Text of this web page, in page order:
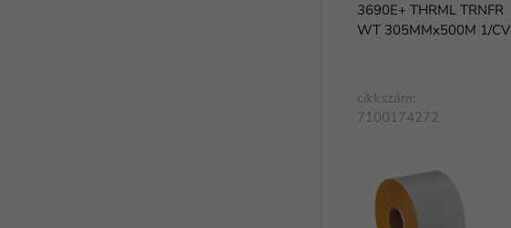
3690E+ THRML TRNFR
WT 305MMx500M 1/CV
cikkszám:
7100174272